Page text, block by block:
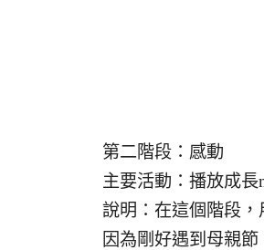
第二階段：感動
主要活動：播放成
說明：在這個階段，
因為剛好遇到母親